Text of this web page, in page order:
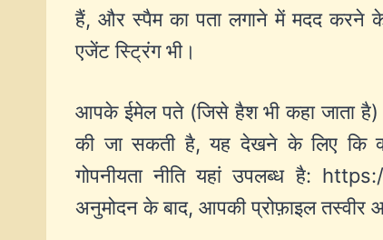
हैं, और स्पैम का पता लगाने में मदद करने
एजेंट स्ट्रिंग भी।
आपके ईमेल पते (जिसे हैश भी कहा जाता है)
की जा सकती है, यह देखने के लिए कि
गोपनीयता नीति यहां उपलब्ध है:
अनुमोदन के बाद, आपकी प्रोफ़ाइल तस्वीर